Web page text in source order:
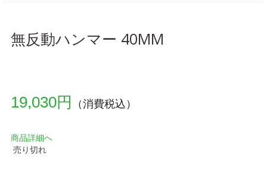
無反動ハンマー 40MM
19,030円 （消費税込）
商品詳細へ
売り切れ